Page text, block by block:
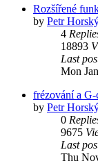
Rozšířené
by Petr
4
18893
Last
Mon
frézování a G-
by Petr
0
9675
Last
Thu